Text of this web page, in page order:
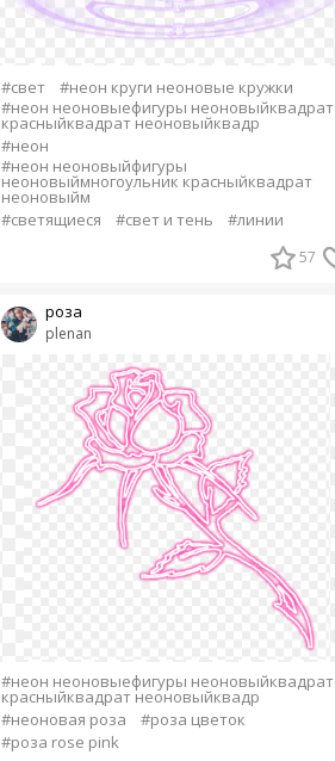
#свет
#неон круги неоновые кружки
#неон неоновыефигуры неоновыйквадрат
красныйквадрат неоновыйквадр
#неон
#неон неоновыйфигуры
неоновыймногоульник красныйквадрат
неоновыйм
#светящиеся
#свет и тень #линии
57
plenan
роза
#неон неоновыефигуры неоновыйквадрат
красныйквадрат неоновыйквадр
#неоновая роза
#роза цветок
#роза rose pink